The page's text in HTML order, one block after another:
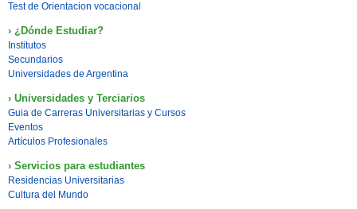
Test de Orientacion vocacional
› ¿Dónde Estudiar?
Institutos
Secundarios
Universidades de Argentina
› Universidades y Terciarios
Guia de Carreras Universitarias y Cursos
Eventos
Artículos Profesionales
› Servicios para estudiantes
Residencias Universitarias
Cultura del Mundo